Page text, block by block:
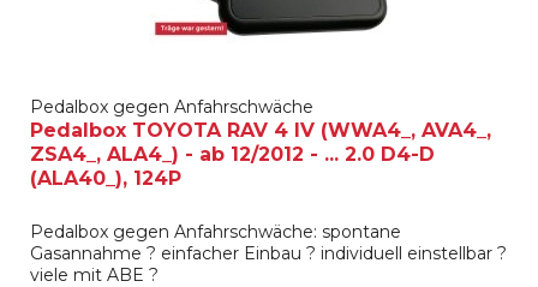
Pedalbox gegen Anfahrschwäche
Pedalbox TOYOTA RAV 4 IV (WWA4_, AVA4_,
ZSA4_, ALA4_) - ab 12/2012 - ... 2.0 D4-D
(ALA40_), 124P
Pedalbox gegen Anfahrschwäche: spontane
Gasannahme ? einfacher Einbau ? individuell einstellbar ?
viele mit ABE ?